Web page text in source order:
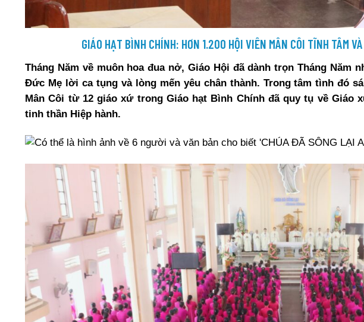
GIÁO HẠT BÌNH CHÍNH: HƠN 1.200 HỘI VIÊN MÂN CÔI TĨNH TÂM
Tháng Năm về muôn hoa đua nở, Giáo Hội đã dành trọn Tháng
Đức Mẹ lời ca tụng và lòng mến yêu chân thành. Trong tâm tình đó
Mân Côi từ 12 giáo xứ trong Giáo hạt Bình Chính đã quy tụ về
tinh thần Hiệp hành.